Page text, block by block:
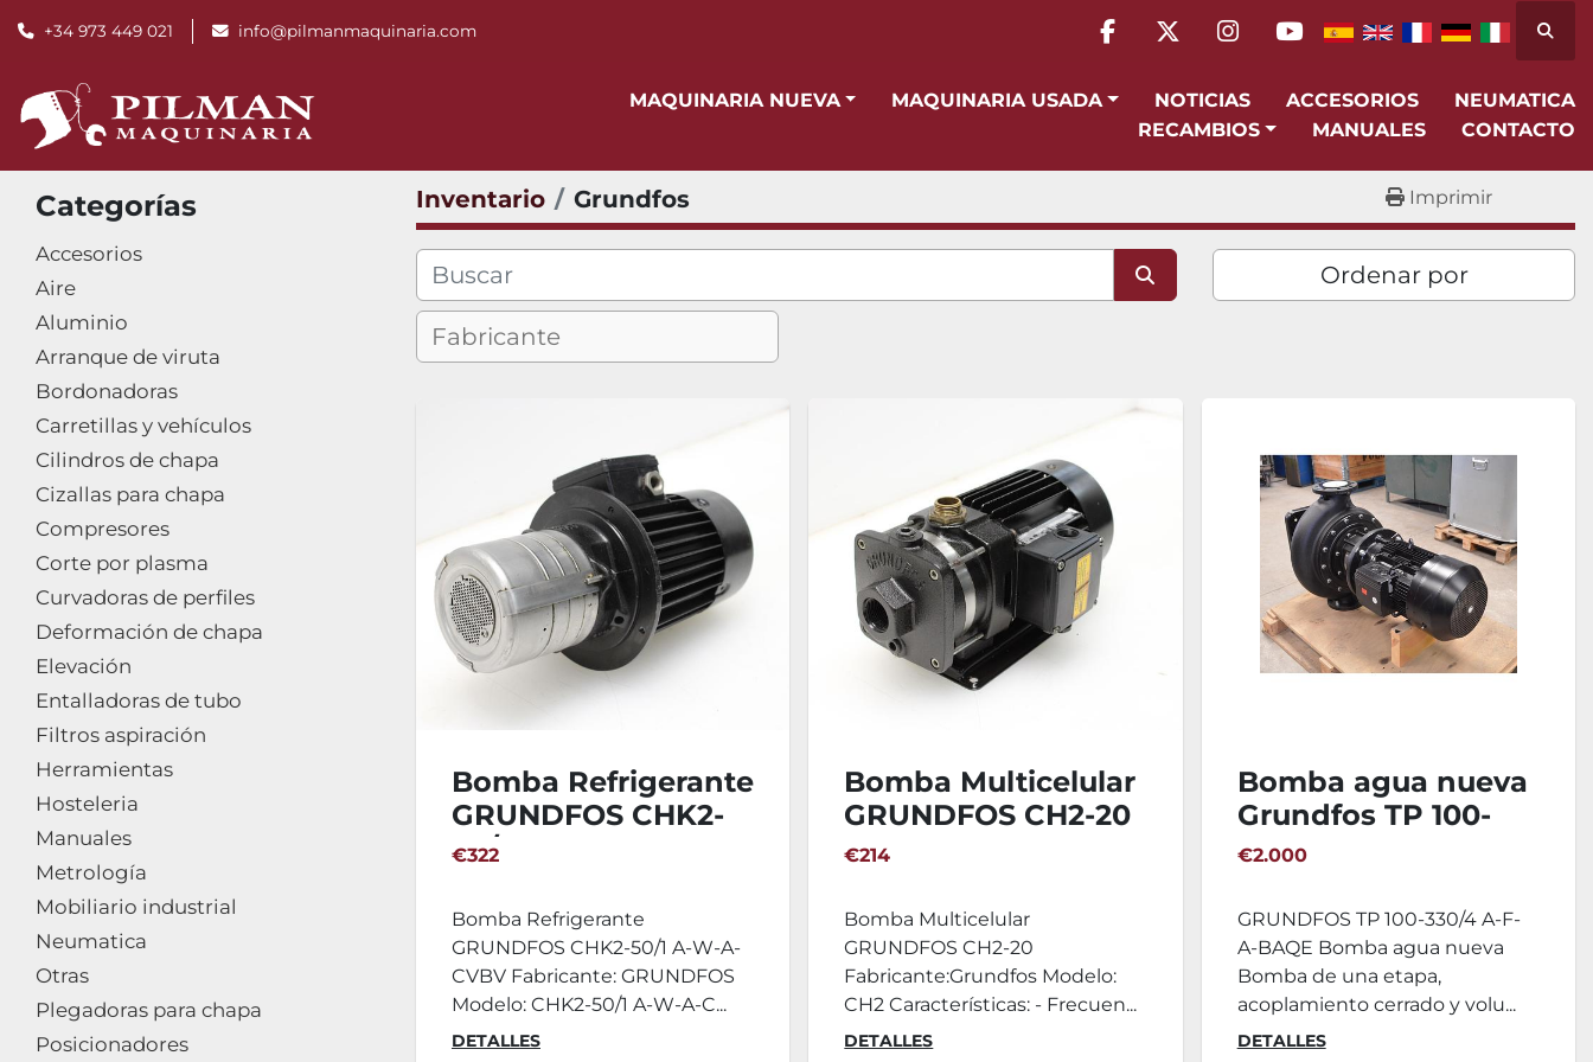
+34 973 449 021 info@pilmanmaquinaria.com
facebook
twitterinstagram
youtube
MAQUINARIA NUEVA MAQUINARIA USADA NOTICIAS ACCESORIOS
NEUMATICA
RECAMBIOS
MANUALES CONTACTO
Categorías
Accesorios
Aire
Aluminio
Arranque de viruta
Bordonadoras
Carretillas y vehículos
Cilindros de chapa
Cizallas para chapa
Compresores
Corte por plasma
Curvadoras de perfiles
Deformación de chapa
Elevación
Entalladoras de tubo
Filtros aspiración
Herramientas
Hosteleria
Manuales
Metrología
Mobiliario industrial
Neumatica
Otras
Plegadoras para chapa
Posicionadores
Inventario Grundfos Imprimir
Ordenar por
Bomba Refrigerante
GRUNDFOS CHK2-
50/1 A-W-A-CVBV
€322
Bomba Refrigerante
GRUNDFOS CHK2-50/1 A-W-A-
CVBV Fabricante: GRUNDFOS
Modelo: CHK2-50/1 A-W-A-C...
DETALLES
Bomba Multicelular
GRUNDFOS CH2-20
€214
Bomba Multicelular
GRUNDFOS CH2-20
Fabricante:Grundfos Modelo:
CH2 Características: - Frecuen...
DETALLES
Bomba agua nueva
Grundfos TP 100-
330-4
€2.000
GRUNDFOS TP 100-330/4 A-F-
A-BAQE Bomba agua nueva
Bomba de una etapa,
acoplamiento cerrado y volu...
DETALLES